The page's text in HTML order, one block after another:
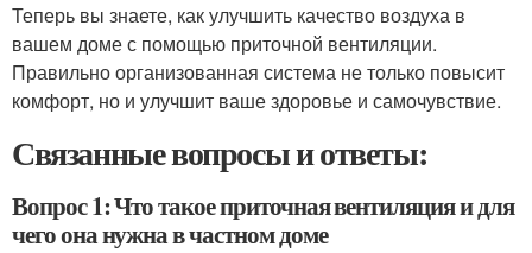
Теперь вы знаете, как улучшить качество воздуха в
вашем доме с помощью приточной вентиляции.
Правильно организованная система не только повысит
комфорт, но и улучшит ваше здоровье и самочувствие.
Связанные вопросы и ответы:
Вопрос 1: Что такое приточная вентиляция и для
чего она нужна в частном доме